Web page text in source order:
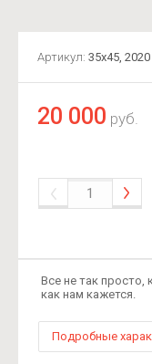
Артикул: 35х45, 2020
20 000 руб.
Все не так просто,
как нам кажется.
Подробные